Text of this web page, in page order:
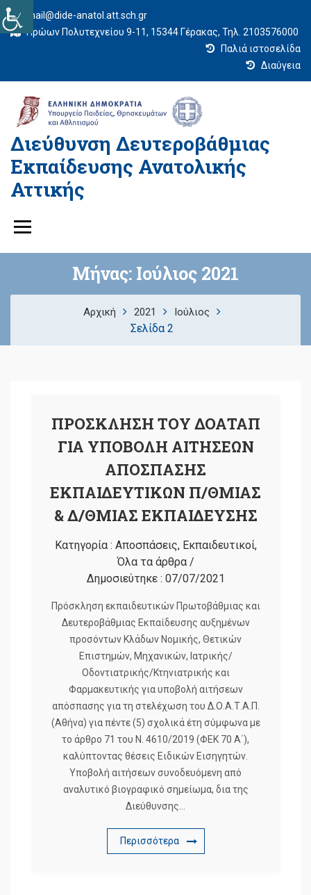
mail@dide-anatol.att.sch.gr
Ηρώων Πολυτεχνείου 9-11, 15344 Γέρακας, Τηλ. 2103576000
Παλιά ιστοσελίδα
Διαύγεια
Διεύθυνση Δευτεροβάθμιας
Εκπαίδευσης Ανατολικής
Αττικής
Μήνας: Ιούλιος 2021
Αρχική 2021 Ιούλιος
Σελίδα 2
ΠΡΟΣΚΛΗΣΗ ΤΟΥ ΔΟΑΤΑΠ
ΓΙΑ ΥΠΟΒΟΛΗ ΑΙΤΗΣΕΩΝ
ΑΠΟΣΠΑΣΗΣ
ΕΚΠΑΙΔΕΥΤΙΚΩΝ Π/ΘΜΙΑΣ
& Δ/ΘΜΙΑΣ ΕΚΠΑΙΔΕΥΣΗΣ
Κατηγορία : Αποσπάσεις, Εκπαιδευτικοί,
Όλα τα άρθρα/
Δημοσιεύτηκε : 07/07/2021
Πρόσκληση εκπαιδευτικών Πρωτοβάθμιας και
Δευτεροβάθμιας Εκπαίδευσης αυξημένων
προσόντων Κλάδων Νομικής, Θετικών
Επιστημών, Μηχανικών, Ιατρικής/
Οδοντιατρικής/Κτηνιατρικής και
Φαρμακευτικής για υποβολή αιτήσεων
απόσπασης για τη στελέχωση του Δ.Ο.Α.Τ.Α.Π.
(Αθήνα) για πέντε (5) σχολικά έτη σύμφωνα με
το άρθρο 71 του Ν. 4610/2019 (ΦΕΚ 70 Α΄),
καλύπτοντας θέσεις Ειδικών Εισηγητών.
Υποβολή αιτήσεων συνοδευόμενη από
αναλυτικό βιογραφικό σημείωμα, δια της
Διεύθυνσης…
Περισσότερα